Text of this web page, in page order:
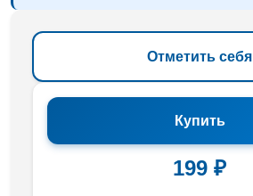
Отметить себя
Купить
199 ₽